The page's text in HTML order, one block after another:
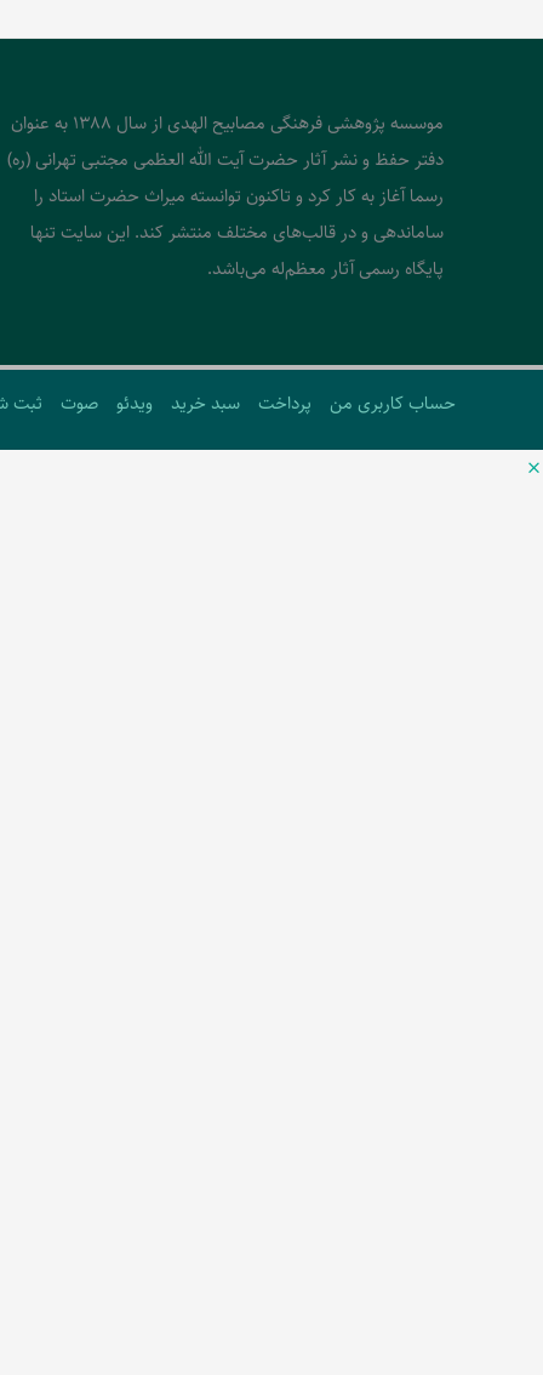
موسسه پژوهشی فرهنگی مصابیح الهدی از سال 1388 به عنوان
دفتر حفظ و نشر آثار حضرت آیت الله العظمی مجتبی تهرانی (ره)
رسما آغاز به کار کرد و تاکنون توانسته میراث حضرت استاد را
ساماندهی و در قالب‌های مختلف منتشر کند. این سایت تنها
پایگاه رسمی آثار معظم‌له می‌باشد.
حساب کاربری من پرداخت سبد خرید ویدئو صوت ثبت